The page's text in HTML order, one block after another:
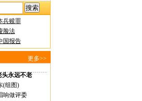
兵赎罪
脸法
国报告
更多>>
头永远不老
(组图)
响做评委